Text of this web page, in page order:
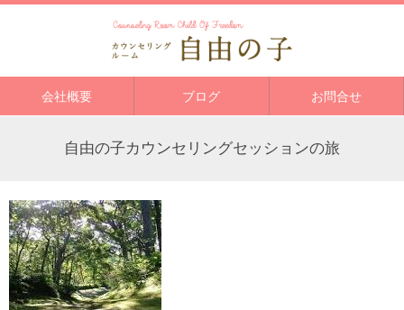
会社概要 ブログ お問合せ
自由の子カウンセリングセッションの旅